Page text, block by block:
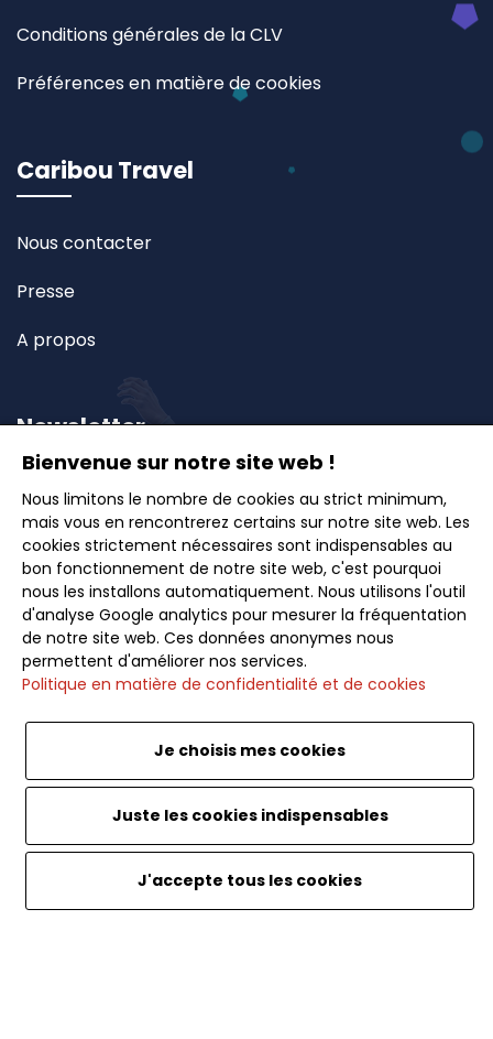
Conditions générales de la CLV
Préférences en matière de cookies
Caribou Travel
Nous contacter
Presse
A propos
Newsletter
Inscrivez-vous à notre newsletter et recevez en
avant-première nos offres exclusives, idées de
voyages et conseils pour des escapades inoubliables.
Souscrire
<
Website by SoWeDo. Caribou Travel. Tout droits
Bienvenue sur notre site web !
Nous limitons le nombre de cookies au strict minimum,
mais vous en rencontrerez certains sur notre site web. Les
cookies strictement nécessaires sont indispensables au
bon fonctionnement de notre site web, c'est pourquoi
nous les installons automatiquement. Nous utilisons l'outil
d'analyse Google analytics pour mesurer la fréquentation
de notre site web. Ces données anonymes nous
permettent d'améliorer nos services.
Politique en matière de confidentialité et de cookies
Je choisis mes cookies
Juste les cookies indispensables
J'accepte tous les cookies